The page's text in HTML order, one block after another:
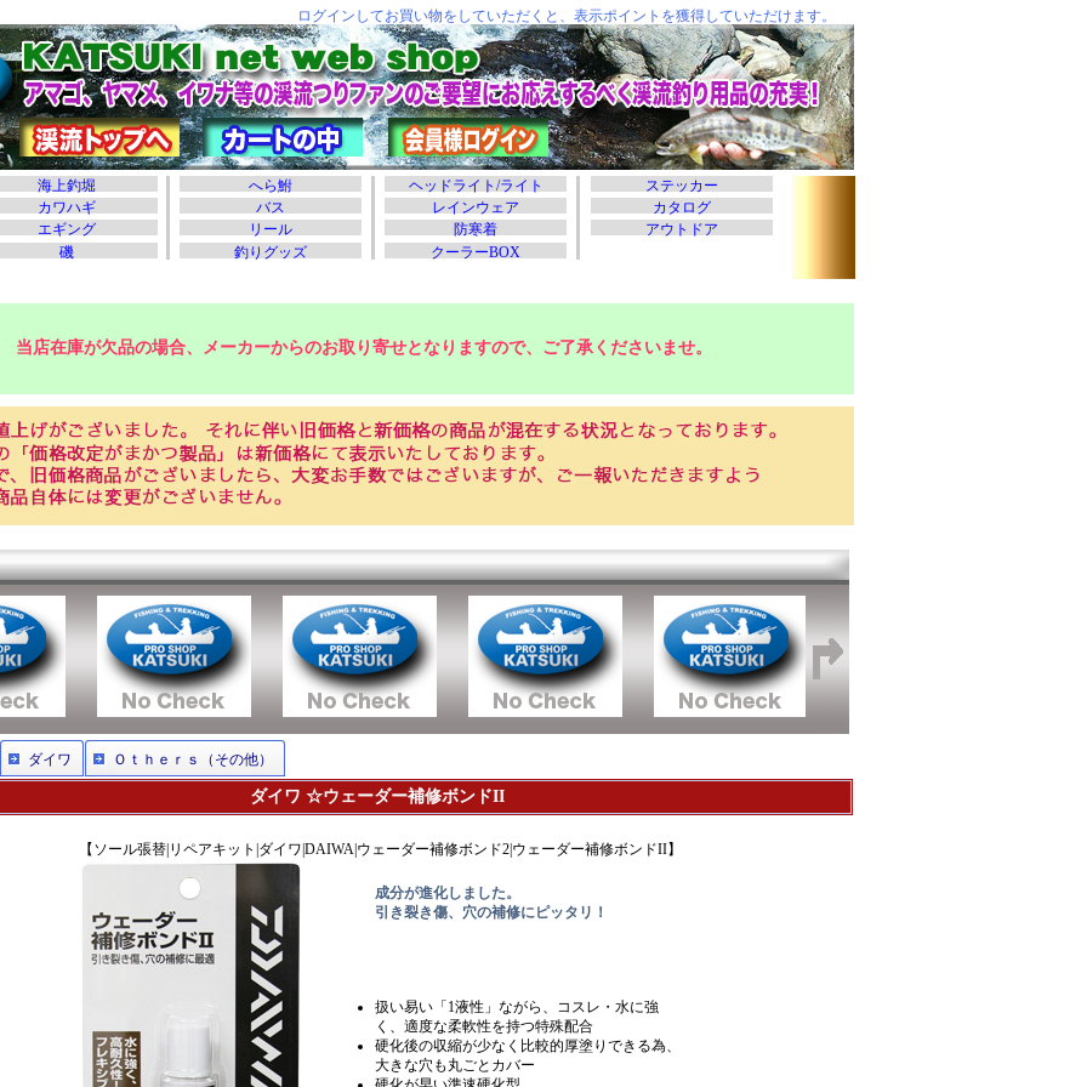
当店在庫が欠品の場合、メーカーからのお取り寄せとなりますので、ご了承くださいませ。
ダイワ Ｏｔｈｅｒｓ（その他）
ダイワ ☆ウェーダー補修ボンドII
【ソール張替|リペアキット|ダイワ|DAIWA|ウェーダー補修ボンド2|ウェーダー補修ボンドII】
成分が進化しました。
引き裂き傷、穴の補修にピッタリ！
扱い易い「1液性」ながら、コスレ・水に強
く、適度な柔軟性を持つ特殊配合
硬化後の収縮が少なく比較的厚塗りできる為、
大きな穴も丸ごとカバー